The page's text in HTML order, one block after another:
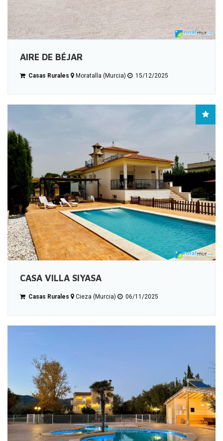
AIRE DE BÉJAR
Casas Rurales Moratalla (Murcia) 15/12/2025
CASA VILLA SIYASA
Casas Rurales Cieza (Murcia) 06/11/2025